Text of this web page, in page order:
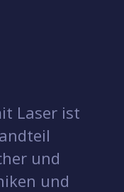
Laser ist
und
und